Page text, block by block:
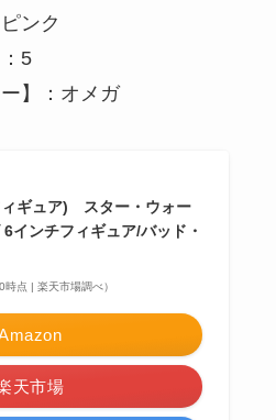
ンク
5
】：オメガ
ィギュア) スター・ウォー
インチフィギュア/バッド・
点 | 楽天市場調べ）
天市場